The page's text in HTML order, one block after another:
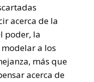
acerca de la
poder, la
a los
más que
acerca de